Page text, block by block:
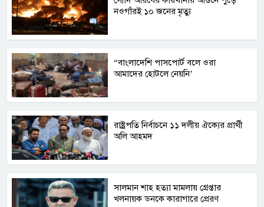
নওগাঁরই ১০ জনের মৃত্যু
“বাংলাদেশি পাসপোর্ট বলে ওরা
আমাদের হোটলে নেয়নি’
রাষ্ট্রপতি নির্বাচনে ১১ দলীয় ঐক্যের প্রার্থী
অলি আহমদ
সালমান শাহ হত্যা মামলায় গ্রেপ্তার
খলনায়ক ডনকে কারাগারে প্রেরণ